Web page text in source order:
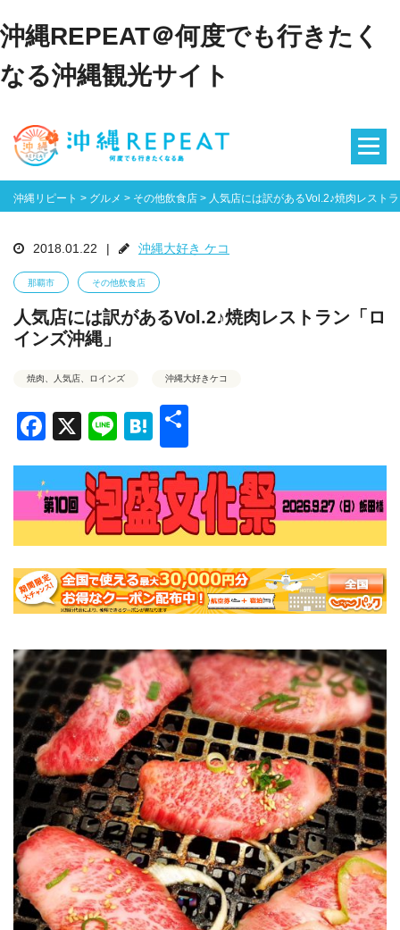
沖縄REPEAT＠何度でも行きたく
なる沖縄観光サイト
沖縄リピート > グルメ > その他飲食店 > 人気店には訳があるVol.2♪焼肉レスト
2018.01.22 | 沖縄大好き ケコ
那覇市 その他飲食店
人気店には訳があるVol.2♪焼肉レストラン「ロ
インズ沖縄」
焼肉、人気店、ロインズ 沖縄大好きケコ
Facebook
X LineHatena